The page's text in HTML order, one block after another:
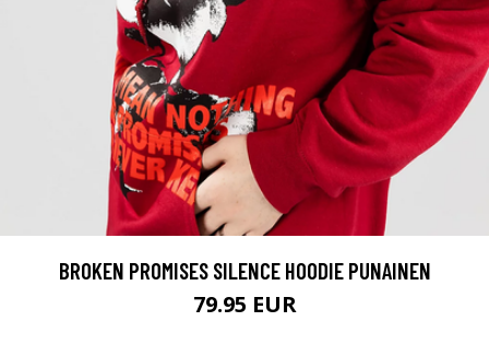
BROKEN PROMISES SILENCE HOODIE PUNAINEN
79.95 EUR